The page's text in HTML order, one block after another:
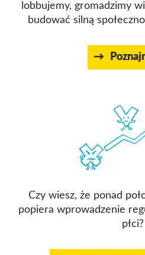
lobbujemy, gromadzimy
budować silną
Czy wiesz, że ponad
popiera wprowadzenie
płci?